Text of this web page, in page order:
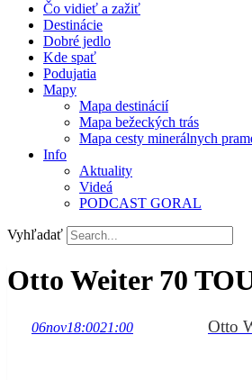
Čo vidieť a zažiť
Destinácie
Dobré jedlo
Kde spať
Podujatia
Mapy
Mapa destinácií
Mapa bežeckých trás
Mapa cesty minerálnych
Info
Aktuality
Videá
PODCAST GORAL
Vyhľadať
Otto Weiter 70
06nov18:0021:00 Otto